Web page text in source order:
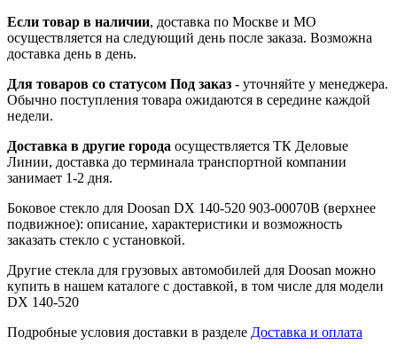
Если товар в наличии, доставка по Москве и МО
осуществляется на следующий день после заказа. Возможна
доставка день в день.
Для товаров со статусом Под заказ - уточняйте у менеджера.
Обычно поступления товара ожидаются в середине каждой
недели.
Доставка в другие города осуществляется ТК Деловые
Линии, доставка до терминала транспортной компании
занимает 1-2 дня.
Боковое стекло для Doosan DX 140-520 903-00070B (верхнее
подвижное): описание, характеристики и возможность
заказать стекло с установкой.
Другие стекла для грузовых автомобилей для Doosan можно
купить в нашем каталоге с доставкой, в том числе для модели
DX 140-520
Подробные условия доставки в разделе Доставка и оплата